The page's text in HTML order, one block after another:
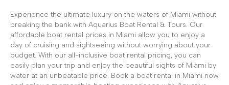
Experience the ultimate luxury on the waters of Miami without
breaking the bank with Aquarius Boat Rental & Tours. Our
affordable boat rental prices in Miami allow you to enjoy a
day of cruising and sightseeing without worrying about your
budget. With our all-inclusive boat rental pricing, you can
easily plan your trip and enjoy the beautiful sights of Miami by
water at an unbeatable price. Book a boat rental in Miami now